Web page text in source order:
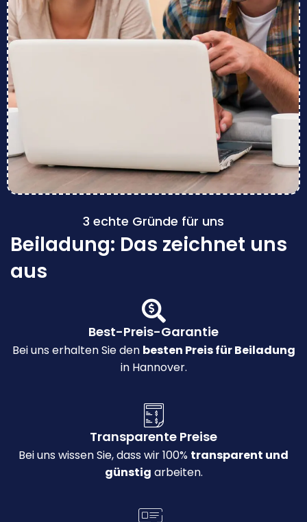
3 echte Gründe für uns
Beiladung: Das zeichnet uns
aus
Best-Preis-Garantie
Bei uns erhalten Sie den besten Preis für Beiladung
in Hannover.
Transparente Preise
Bei uns wissen Sie, dass wir 100% transparent und
günstig arbeiten.